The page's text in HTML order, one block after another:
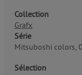
Collection
Grafx
Série
Mitsuboshi colors,
Sélection